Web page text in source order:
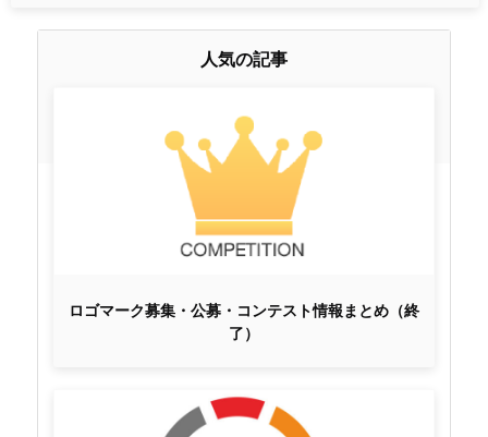
人気の記事
ロゴマーク募集・公募・コンテスト情報まとめ（終
了）